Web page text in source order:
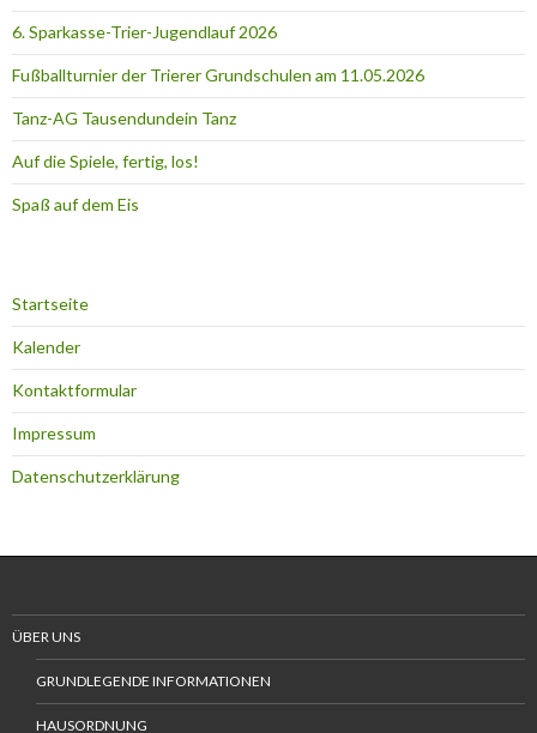
6. Sparkasse-Trier-Jugendlauf 2026
Fußballturnier der Trierer Grundschulen am 11.05.2026
Tanz-AG Tausendundein Tanz
Auf die Spiele, fertig, los!
Spaß auf dem Eis
Startseite
Kalender
Kontaktformular
Impressum
Datenschutzerklärung
ÜBER UNS
GRUNDLEGENDE INFORMATIONEN
HAUSORDNUNG